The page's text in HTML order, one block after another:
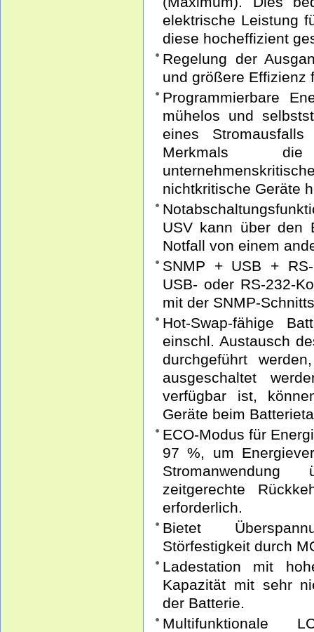
elektrische Leistung
diese hocheffizient
Regelung der
und größere Effizienz
Programmierbare
mühelos und
eines
Merkmals die
nichtkritische Geräte
USV kann über den
Notfall von einem
SNMP + USB +
USB- oder RS-232-
mit der SNMP-
Hot-Swap-fähige
einschl. Austausch
durchgeführt
ausgeschaltet
verfügbar ist,
Geräte beim
ECO-Modus für
97 %, um
Stromanwendung
zeitgerechte
erforderlich.
Bietet
Störfestigkeit durch
Ladestation mit
Kapazität mit sehr
der Batterie.
Multifunktionale